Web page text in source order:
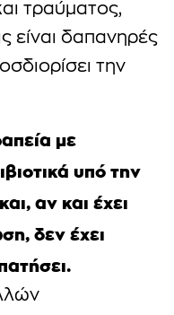
τραύματος,
είναι δαπανηρές
την
με
υπό την
αν και έχει
δεν έχει